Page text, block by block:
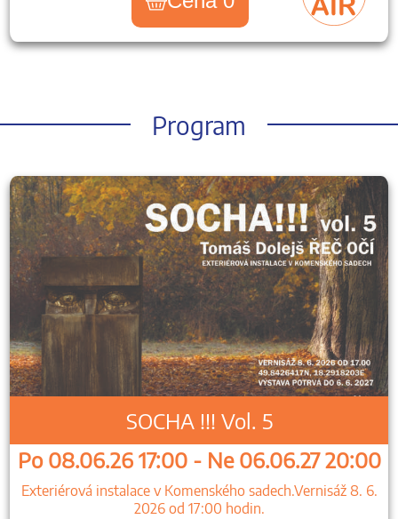
Program
SOCHA !!! Vol. 5
Po 08.06.26 17:00 - Ne 06.06.27 20:00
Exteriérová instalace v Komenského sadech.Vernisáž 8. 6.
2026 od 17:00 hodin.